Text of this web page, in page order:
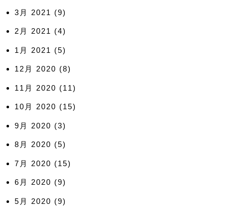
3月 2021 (9)
2月 2021 (4)
1月 2021 (5)
12月 2020 (8)
11月 2020 (11)
10月 2020 (15)
9月 2020 (3)
8月 2020 (5)
7月 2020 (15)
6月 2020 (9)
5月 2020 (9)